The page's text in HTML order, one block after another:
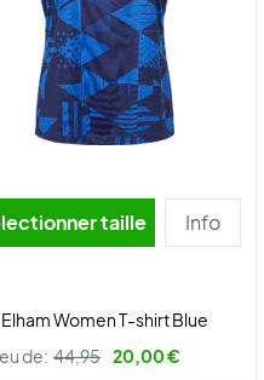
taille Info
Elham Women T-shirt Blue
de: 44,95 20,00 €